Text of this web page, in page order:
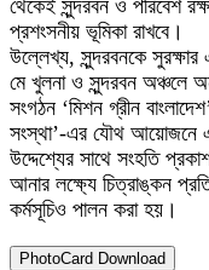
থেকেই সুন্দরবন ও পরিবেশ
প্রশংসনীয় ভূমিকা রাখবে।
উল্লেখ্য, সুন্দরবনকে সুরক্ষার
মে খুলনা ও সুন্দরবন অঞ্চলে
সংগঠন ‘মিশন গ্রীন
সংস্থা’-এর যৌথ আয়োজনে
উদ্দেশ্যের সাথে সংহতি
আনার লক্ষ্যে চিত্রাঙ্কন
কর্মসূচিও পালন করা হয়।
PhotoCard Download